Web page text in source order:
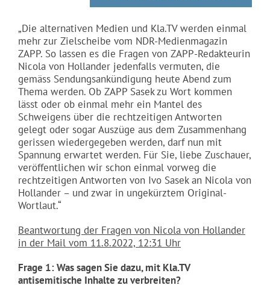
„Die alternativen Medien und Kla.TV werden einmal
mehr zur Zielscheibe vom NDR-Medienmagazin
ZAPP. So lassen es die Fragen von ZAPP-Redakteurin
Nicola von Hollander jedenfalls vermuten, die
gemäss Sendungsankündigung heute Abend zum
Thema werden. Ob ZAPP Sasek zu Wort kommen
lässt oder ob einmal mehr ein Mantel des
Schweigens über die rechtzeitigen Antworten
gelegt oder sogar Auszüge aus dem Zusammenhang
gerissen wiedergegeben werden, darf nun mit
Spannung erwartet werden. Für Sie, liebe Zuschauer,
veröffentlichen wir schon einmal vorweg die
rechtzeitigen Antworten von Ivo Sasek an Nicola von
Hollander – und zwar in ungekürztem Original-
Wortlaut.“
Beantwortung der Fragen von Nicola von Hollander
in der Mail vom 11.8.2022, 12:31 Uhr
Frage 1: Was sagen Sie dazu, mit Kla.TV
antisemitische Inhalte zu verbreiten?